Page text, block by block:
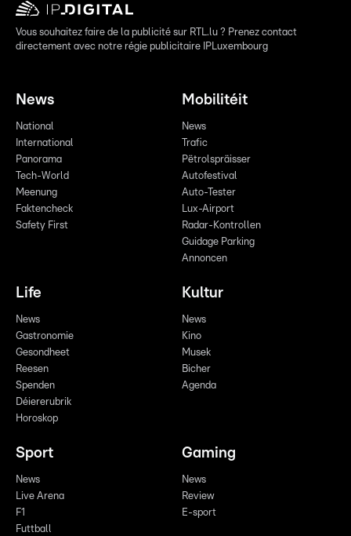
Vous souhaitez faire de la publicité sur RTL.lu ? Prenez contact
directement avec notre régie publicitaire IPLuxembourg
News
National
International
Panorama
Tech-World
Meenung
Faktencheck
Safety First
Mobilitéit
News
Trafic
Pëtrolspräisser
Autofestival
Auto-Tester
Lux-Airport
Radar-Kontrollen
Guidage Parking
Annoncen
Life
News
Gastronomie
Gesondheet
Reesen
Spenden
Déiererubrik
Horoskop
Kultur
News
Kino
Musek
Bicher
Agenda
Sport
News
Live Arena
F1
Futtball
Gaming
News
Review
E-sport